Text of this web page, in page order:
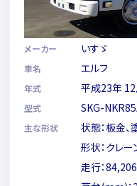
メーカー いすゞ
車名 エルフ
年式 平成23年 12
型式 SKG-
主な形状
状態：板金
形状：クレ
走行：